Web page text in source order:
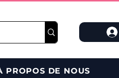
PROPOS DE NOUS